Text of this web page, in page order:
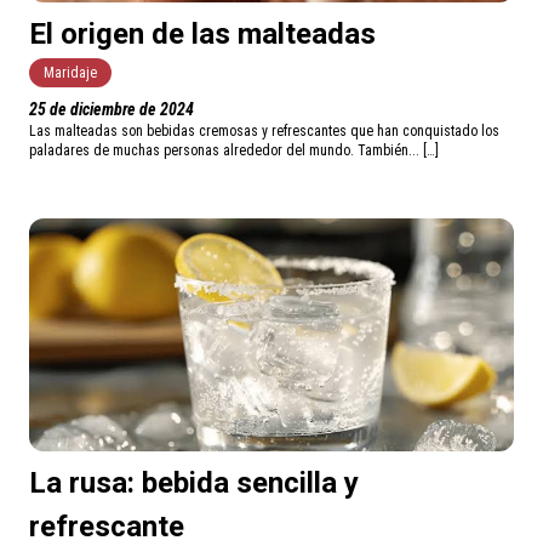
El origen de las malteadas
Maridaje
25 de diciembre de 2024
Las malteadas son bebidas cremosas y refrescantes que han conquistado los
paladares de muchas personas alrededor del mundo. También... […]
La rusa: bebida sencilla y
refrescante